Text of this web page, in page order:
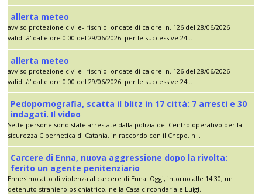
allerta meteo
avviso protezione civile- rischio ondate di calore n. 126 del 28/06/2026
validità' dalle ore 0.00 del 29/06/2026 per le successive 24...
allerta meteo
avviso protezione civile- rischio ondate di calore n. 126 del 28/06/2026
validità' dalle ore 0.00 del 29/06/2026 per le successive 24...
Pedopornografia, scatta il blitz in 17 città: 7 arresti e 30
indagati. Il video
Sette persone sono state arrestate dalla polizia del Centro operativo per la
sicurezza Cibernetica di Catania, in raccordo con il Cncpo, n...
Carcere di Enna, nuova aggressione dopo la rivolta:
ferito un agente penitenziario
Ennesimo atto di violenza al carcere di Enna. Oggi, intorno alle 14.30, un
detenuto straniero psichiatrico, nella Casa circondariale Luigi...